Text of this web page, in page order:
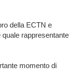
della ECTN e
rappresentante
momento di